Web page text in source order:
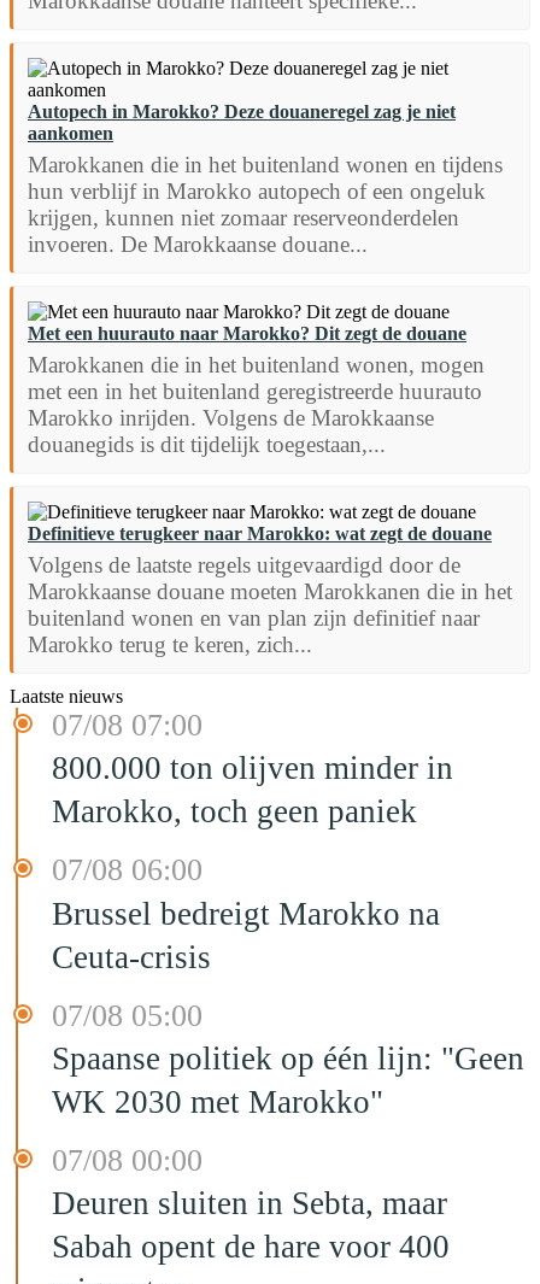
Autopech in Marokko? Deze douaneregel zag je niet
aankomen
Marokkanen die in het buitenland wonen en tijdens
hun verblijf in Marokko autopech of een ongeluk
krijgen, kunnen niet zomaar reserveonderdelen
invoeren. De Marokkaanse douane...
Met een huurauto naar Marokko? Dit zegt de douane
Marokkanen die in het buitenland wonen, mogen
met een in het buitenland geregistreerde huurauto
Marokko inrijden. Volgens de Marokkaanse
douanegids is dit tijdelijk toegestaan,...
Definitieve terugkeer naar Marokko: wat zegt de douane
Volgens de laatste regels uitgevaardigd door de
Marokkaanse douane moeten Marokkanen die in het
buitenland wonen en van plan zijn definitief naar
Marokko terug te keren, zich...
Laatste nieuws
07/08 07:00
800.000 ton olijven minder in
Marokko, toch geen paniek
07/08 06:00
Brussel bedreigt Marokko na
Ceuta-crisis
07/08 05:00
Spaanse politiek op één lijn: "Geen
WK 2030 met Marokko"
07/08 00:00
Deuren sluiten in Sebta, maar
Sabah opent de hare voor 400